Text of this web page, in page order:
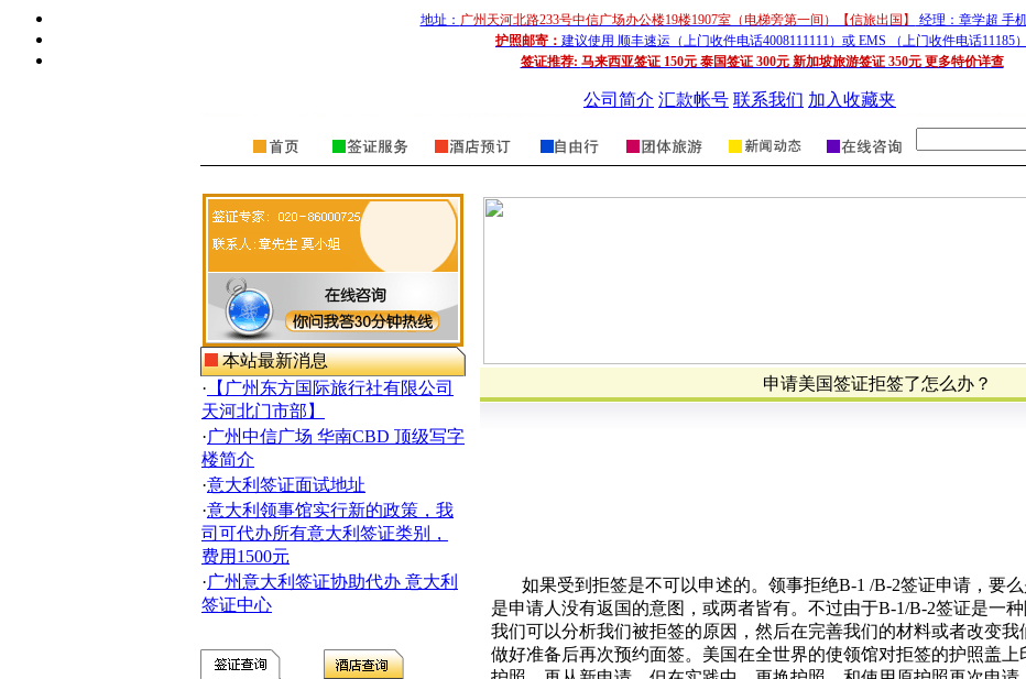
地址： 广州天河北路233号中信广场办公楼19楼1907室（电梯旁第一间）【信旅出国】 经理：章学超 手
护照邮寄： 建议使用 顺丰速运（上门收件电话4008111111）或 EMS （上门收件电话11185）
签证推荐: 马来西亚签证 150元 泰国签证 300元 新加坡旅游签证 350元 更多特价详查
公司简介 汇款帐号 联系我们 加入收藏夹
本站最新消息
· 【广州东方国际旅行社有限公司
天河北门市部】
·广州中信广场 华南CBD 顶级写字
楼简介
·意大利签证面试地址
·意大利领事馆实行新的政策，我
司可代办所有意大利签证类别，
费用1500元
·广州意大利签证协助代办 意大利
签证中心
申请美国签证拒签了怎么办？
如果受到拒签是不可以申述的。领事拒绝B-1 /B-2签证申请，要
是申请人没有返国的意图，或两者皆有。不过由于B-1/B-2签证是一
我们可以分析我们被拒签的原因，然后在完善我们的材料或者改变
做好准备后再次预约面签。美国在全世界的使领馆对拒签的护照盖